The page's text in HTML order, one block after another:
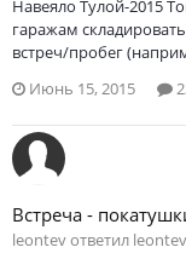
Навеяло Тулой-2015
гаражам
встреч/пробег
Июнь 15, 2015
Встреча -
leontev ответил